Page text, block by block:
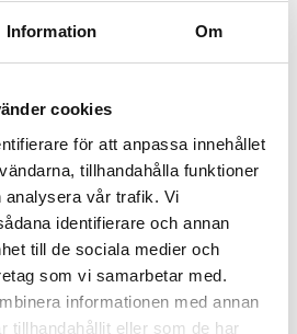
Information Om
cookies
för att anpassa innehållet
tillhandahålla funktioner
vår trafik. Vi
identifierare och annan
till de sociala medier och
som vi samarbetar med.
informationen med annan
tillhandahållit eller som de har
Midnight Grey